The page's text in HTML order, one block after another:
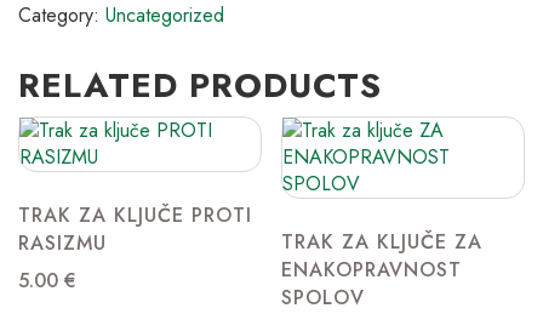
Category: Uncategorized
RELATED PRODUCTS
TRAK ZA KLJUČE PROTI
RASIZMU
5.00 €
TRAK ZA KLJUČE ZA
ENAKOPRAVNOST
SPOLOV